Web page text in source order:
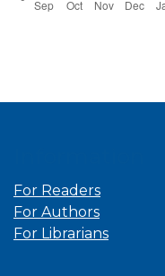
For Readers
For Authors
For Librarians